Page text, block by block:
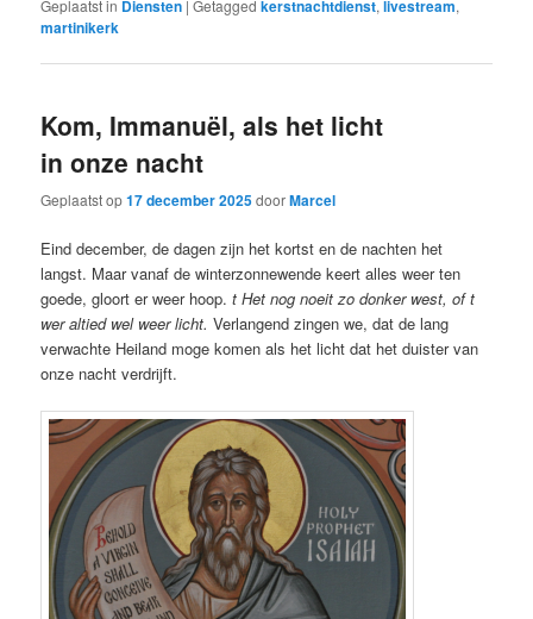
Geplaatst in Diensten |Getagged kerstnachtdienst,livestream,
martinikerk
Kom, Immanuël, als het licht
in onze nacht
Geplaatst op17 december 2025doorMarcel
Eind december, de dagen zijn het kortst en de nachten het
langst. Maar vanaf de winterzonnewende keert alles weer ten
goede, gloort er weer hoop.t Het nog noeit zo donker west, of t
wer altied wel weer licht. Verlangend zingen we, dat de lang
verwachte Heiland moge komen als het licht dat het duister van
onze nacht verdrijft.